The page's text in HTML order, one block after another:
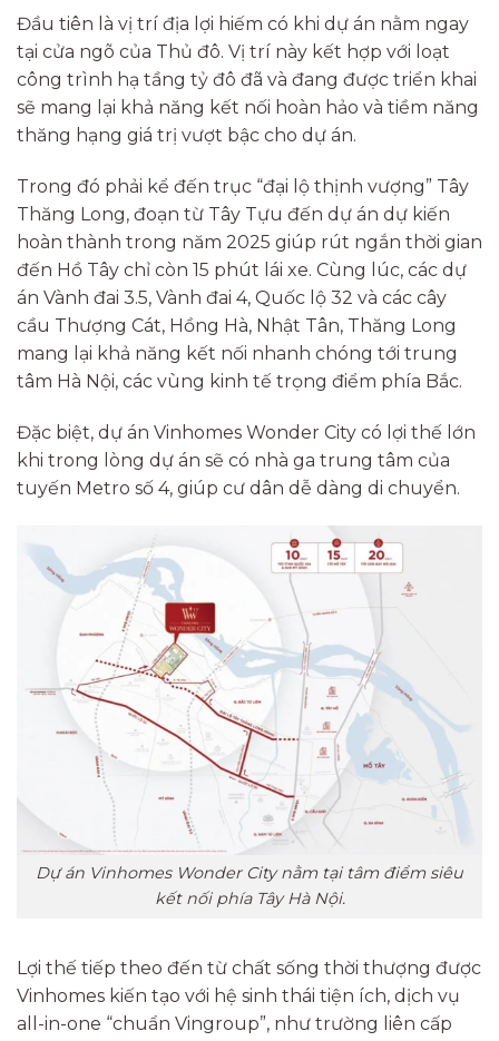
Đầu tiên là vị trí địa lợi hiếm có khi dự án nằm ngay
tại cửa ngõ của Thủ đô. Vị trí này kết hợp với loạt
công trình hạ tầng tỷ đô đã và đang được triển khai
sẽ mang lại khả năng kết nối hoàn hảo và tiềm năng
thăng hạng giá trị vượt bậc cho dự án.
Trong đó phải kể đến trục “đại lộ thịnh vượng” Tây
Thăng Long, đoạn từ Tây Tựu đến dự án dự kiến
hoàn thành trong năm 2025 giúp rút ngắn thời gian
đến Hồ Tây chỉ còn 15 phút lái xe. Cùng lúc, các dự
án Vành đai 3.5, Vành đai 4, Quốc lộ 32 và các cây
cầu Thượng Cát, Hồng Hà, Nhật Tân, Thăng Long
mang lại khả năng kết nối nhanh chóng tới trung
tâm Hà Nội, các vùng kinh tế trọng điểm phía Bắc.
Đặc biệt, dự án Vinhomes Wonder City có lợi thế lớn
khi trong lòng dự án sẽ có nhà ga trung tâm của
tuyến Metro số 4, giúp cư dân dễ dàng di chuyển.
Dự án Vinhomes Wonder City nằm tại tâm điểm siêu
kết nối phía Tây Hà Nội.
Lợi thế tiếp theo đến từ chất sống thời thượng được
Vinhomes kiến tạo với hệ sinh thái tiện ích, dịch vụ
all-in-one “chuẩn Vingroup”, như trường liên cấp